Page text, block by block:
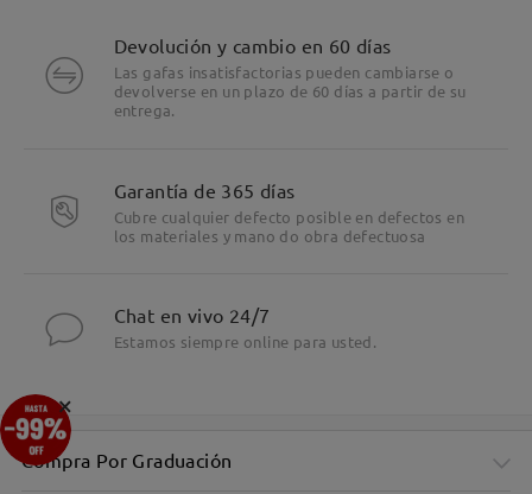
Devolución y cambio en 60 días
Las gafas insatisfactorias pueden cambiarse o
devolverse en un plazo de 60 días a partir de su
entrega.
Garantía de 365 días
Cubre cualquier defecto posible en defectos en
los materiales y mano do obra defectuosa
Chat en vivo 24/7
Estamos siempre online para usted.
Compra Por Graduación
×